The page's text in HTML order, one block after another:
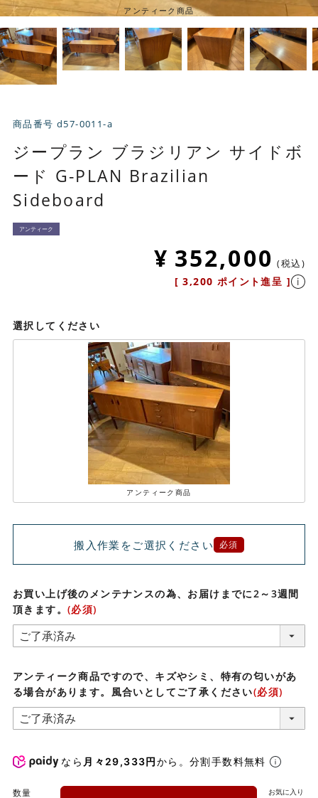
アンティーク商品
商品番号 d57-0011-a
ジープラン ブラジリアン サイドボ
ード G-PLAN Brazilian
Sideboard
アンティーク
¥ 352,000 税込
[ 3,200 ポイント進呈 ]
選択してください
アンティーク商品
搬入作業をご選択ください 必須
お買い上げ後のメンテナンスの為、お届けまでに2～3週間
頂きます。 (必須)
アンティーク商品ですので、キズやシミ、特有の匂いがあ
る場合があります。風合いとしてご了承ください(必須)
なら 月々29,333円から。分割手数料無料